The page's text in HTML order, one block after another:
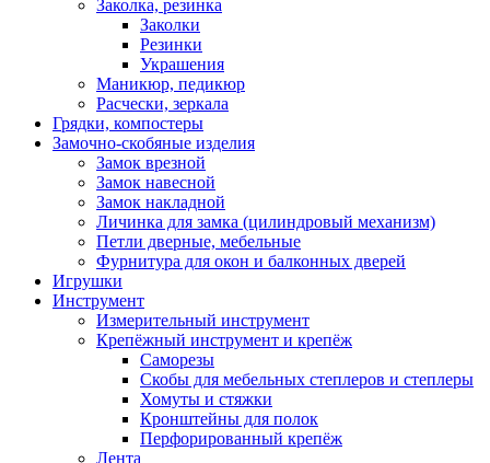
Заколка, резинка
Заколки
Резинки
Украшения
Маникюр, педикюр
Расчески, зеркала
Грядки, компостеры
Замочно-скобяные изделия
Замок врезной
Замок навесной
Замок накладной
Личинка для замка (цилиндровый механизм)
Петли дверные, мебельные
Фурнитура для окон и балконных дверей
Игрушки
Инструмент
Измерительный инструмент
Крепёжный инструмент и крепёж
Саморезы
Скобы для мебельных степлеров и степлеры
Хомуты и стяжки
Кронштейны для полок
Перфорированный крепёж
Лента